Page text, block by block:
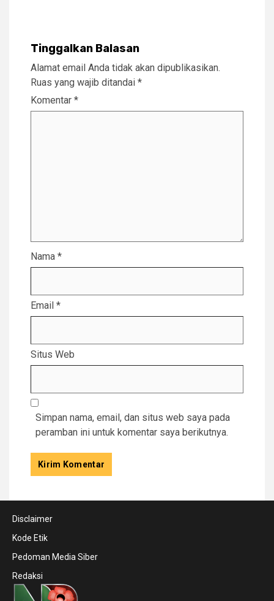
Tinggalkan Balasan
Alamat email Anda tidak akan dipublikasikan.
Ruas yang wajib ditandai *
Komentar *
Nama *
Email *
Situs Web
Simpan nama, email, dan situs web saya pada
peramban ini untuk komentar saya berikutnya.
Disclaimer
Kode Etik
Pedoman Media Siber
Redaksi